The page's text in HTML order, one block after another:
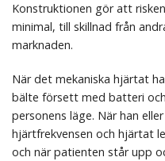
Konstruktionen gör att
minimal, till skillnad från
marknaden.
När det mekaniska hjärtat
bälte försett med batteri
personens läge. När han
hjärtfrekvensen och hjärtat
och när patienten står upp